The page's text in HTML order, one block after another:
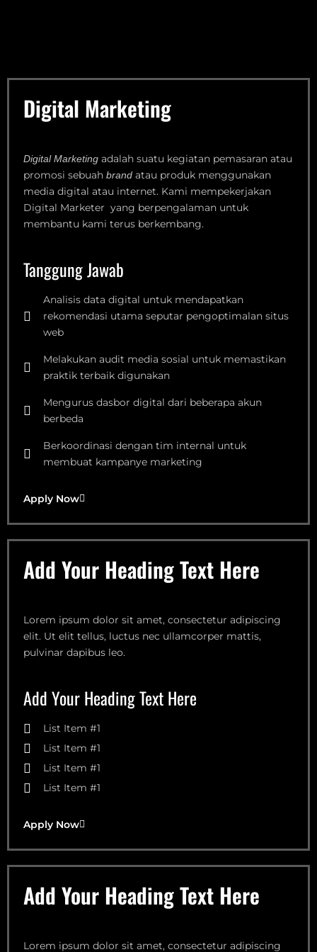
Digital Marketing
Digital Marketing adalah suatu kegiatan pemasaran atau
promosi sebuah brand atau produk menggunakan
media digital atau internet. Kami mempekerjakan
Digital Marketer yang berpengalaman untuk
membantu kami terus berkembang.
Tanggung Jawab
Analisis data digital untuk mendapatkan
rekomendasi utama seputar pengoptimalan situs
web
Melakukan audit media sosial untuk memastikan
praktik terbaik digunakan
Mengurus dasbor digital dari beberapa akun
berbeda
Berkoordinasi dengan tim internal untuk
membuat kampanye marketing
Apply Now
Add Your Heading Text Here
Lorem ipsum dolor sit amet, consectetur adipiscing
elit. Ut elit tellus, luctus nec ullamcorper mattis,
pulvinar dapibus leo.
Add Your Heading Text Here
List Item #1
List Item #1
List Item #1
List Item #1
Apply Now
Add Your Heading Text Here
Lorem ipsum dolor sit amet, consectetur adipiscing